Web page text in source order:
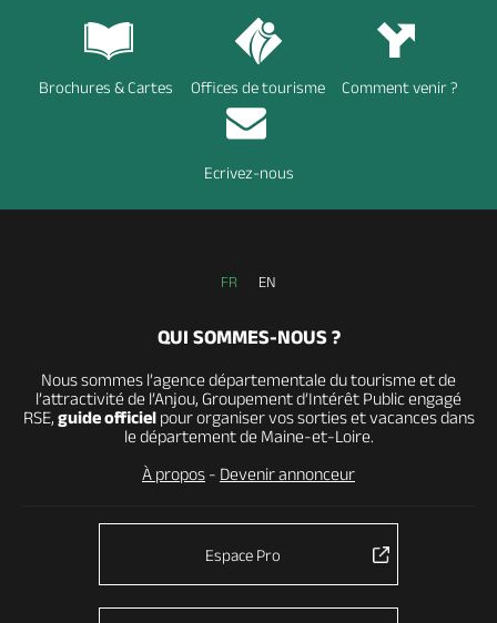
Brochures & Cartes Offices de tourisme Comment venir ?
Ecrivez-nous
FR EN
QUI SOMMES-NOUS ?
Nous sommes l’agence départementale du tourisme et de
l’attractivité de l’Anjou, Groupement d’Intérêt Public engagé
RSE, guide officielpour organiser vos sorties et vacances dans
le département de Maine-et-Loire.
À propos - Devenir annonceur
Espace Pro